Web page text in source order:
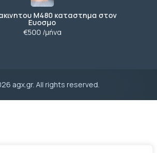
Μ480 καταστημα στον
Ευοσμο
€500 /μήνα
agx.gr. All rights reserved.